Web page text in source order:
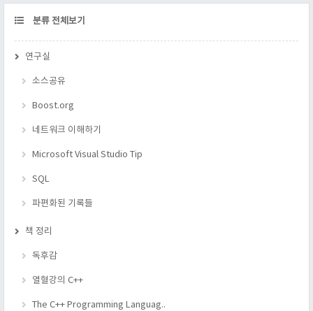
CATEGORY
분류 전체보기
연구실
소스공유
Boost.org
네트워크 이해하기
Microsoft Visual Studio Tip
SQL
파편화된 기록들
책 정리
독후감
열혈강의 C++
The C++ Programming Languag..